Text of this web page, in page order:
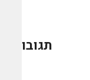
תגובות